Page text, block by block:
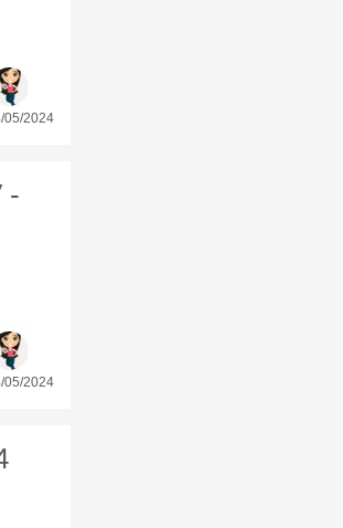
05/2024
-
05/2024